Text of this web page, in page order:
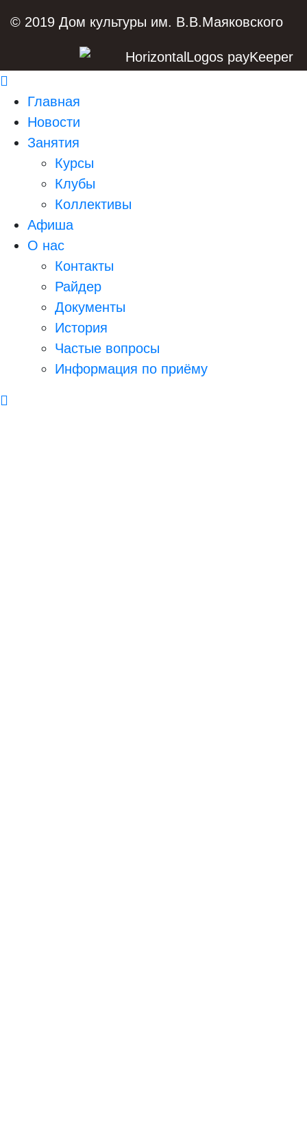
© 2019 Дом культуры им. В.В.Маяковского
Главная
Новости
Занятия
Курсы
Клубы
Коллективы
Афиша
О нас
Контакты
Райдер
Документы
История
Частые вопросы
Информация по приёму